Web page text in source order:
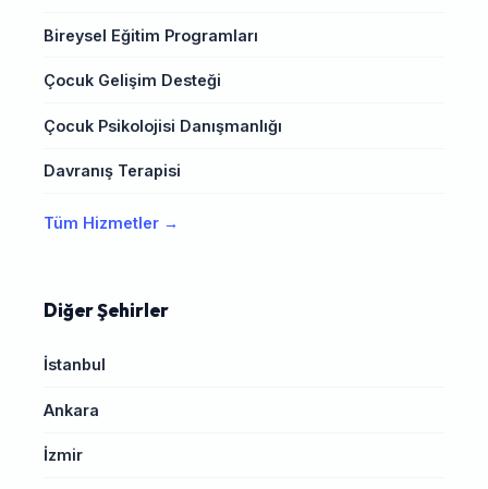
Bireysel Eğitim Programları
Çocuk Gelişim Desteği
Çocuk Psikolojisi Danışmanlığı
Davranış Terapisi
Tüm Hizmetler →
Diğer Şehirler
İstanbul
Ankara
İzmir